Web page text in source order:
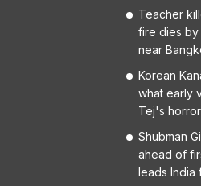
Teacher
fire dies by
near
Korean
what early
Tej's
Shubman
ahead of
leads India